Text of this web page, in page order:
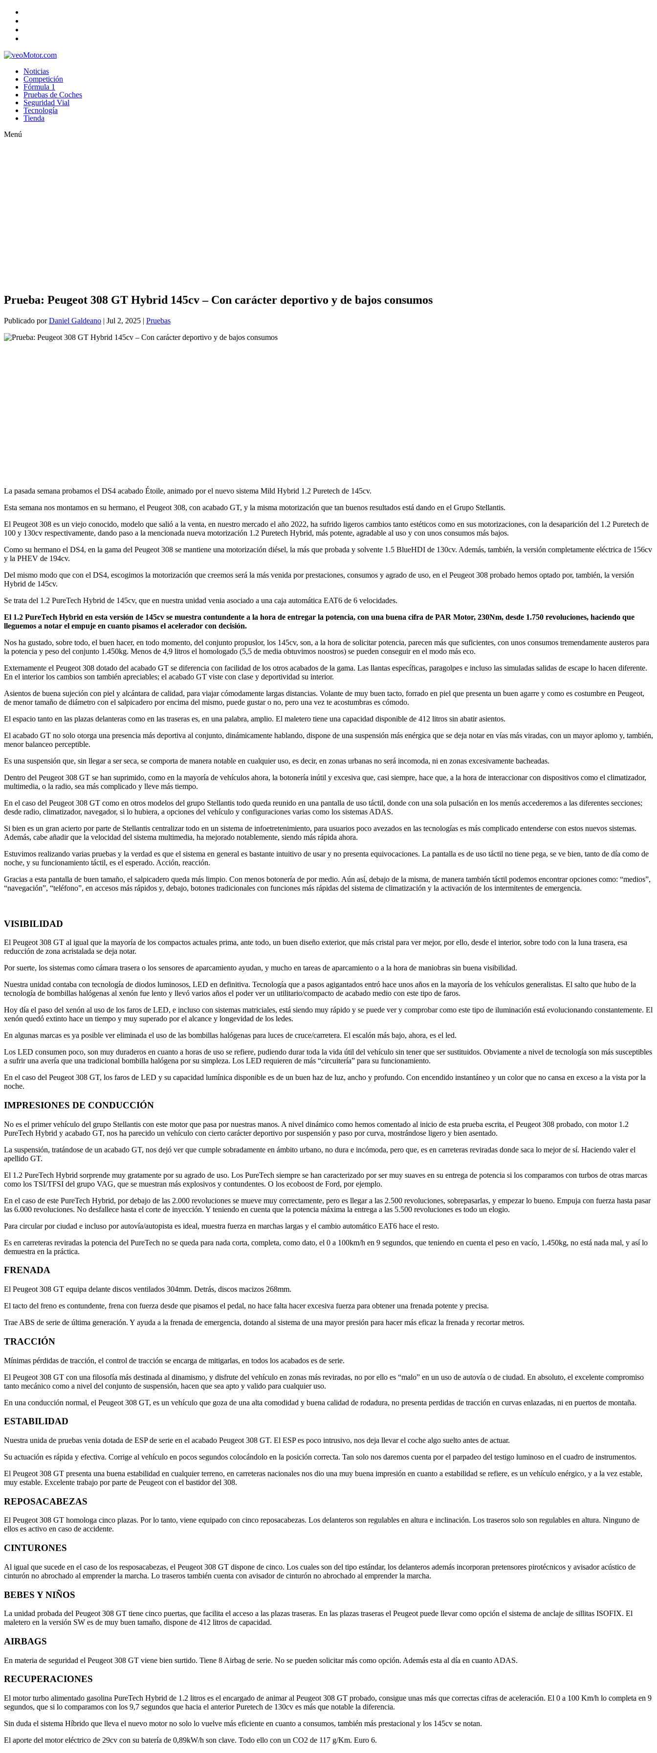
Noticias
Competición
Fórmula 1
Pruebas de Coches
Seguridad Vial
Tecnología
Tienda
Menú
Prueba: Peugeot 308 GT Hybrid 145cv – Con carácter deportivo y de bajos consumos
Publicado porDaniel Galdeano | Jul 2, 2025 | Pruebas
La pasada semana probamos el DS4 acabado Étoile, animado por el nuevo sistema Mild Hybrid 1.2 Puretech de 145cv.
Esta semana nos montamos en su hermano, el Peugeot 308, con acabado GT, y la misma motorización que tan buenos resultados está dando en el Grupo Stellantis.
El Peugeot 308 es un viejo conocido, modelo que salió a la venta, en nuestro mercado el año 2022, ha sufrido ligeros cambios tanto estéticos como en sus motorizaciones, con la desaparición del 1.2 Puretech de
100 y 130cv respectivamente, dando paso a la mencionada nueva motorización 1.2 Puretech Hybrid, más potente, agradable al uso y con unos consumos más bajos.
Como su hermano el DS4, en la gama del Peugeot 308 se mantiene una motorización diésel, la más que probada y solvente 1.5 BlueHDI de 130cv. Además, también, la versión completamente eléctrica de 156cv
y la PHEV de 194cv.
Del mismo modo que con el DS4, escogimos la motorización que creemos será la más venida por prestaciones, consumos y agrado de uso, en el Peugeot 308 probado hemos optado por, también, la versión
Hybrid de 145cv.
Se trata del 1.2 PureTech Hybrid de 145cv, que en nuestra unidad venia asociado a una caja automática EAT6 de 6 velocidades.
El 1.2 PureTech Hybrid en esta versión de 145cv se muestra contundente a la hora de entregar la potencia, con una buena cifra de PAR Motor, 230Nm, desde 1.750 revoluciones, haciendo que
lleguemos a notar el empuje en cuanto pisamos el acelerador con decisión.
Nos ha gustado, sobre todo, el buen hacer, en todo momento, del conjunto propuslor, los 145cv, son, a la hora de solicitar potencia, parecen más que suficientes, con unos consumos tremendamente austeros para
la potencia y peso del conjunto 1.450kg. Menos de 4,9 litros el homologado (5,5 de media obtuvimos noostros) se pueden conseguir en el modo más eco.
Externamente el Peugeot 308 dotado del acabado GT se diferencia con facilidad de los otros acabados de la gama. Las llantas específicas, paragolpes e incluso las simuladas salidas de escape lo hacen diferente.
En el interior los cambios son también apreciables; el acabado GT viste con clase y deportividad su interior.
Asientos de buena sujeción con piel y alcántara de calidad, para viajar cómodamente largas distancias. Volante de muy buen tacto, forrado en piel que presenta un buen agarre y como es costumbre en Peugeot,
de menor tamaño de diámetro con el salpicadero por encima del mismo, puede gustar o no, pero una vez te acostumbras es cómodo.
El espacio tanto en las plazas delanteras como en las traseras es, en una palabra, amplio. El maletero tiene una capacidad disponible de 412 litros sin abatir asientos.
El acabado GT no solo otorga una presencia más deportiva al conjunto, dinámicamente hablando, dispone de una suspensión más enérgica que se deja notar en vías más viradas, con un mayor aplomo y, también,
menor balanceo perceptible.
Es una suspensión que, sin llegar a ser seca, se comporta de manera notable en cualquier uso, es decir, en zonas urbanas no será incomoda, ni en zonas excesivamente bacheadas.
Dentro del Peugeot 308 GT se han suprimido, como en la mayoría de vehículos ahora, la botonería inútil y excesiva que, casi siempre, hace que, a la hora de interaccionar con dispositivos como el climatizador,
multimedia, o la radio, sea más complicado y lleve más tiempo.
En el caso del Peugeot 308 GT como en otros modelos del grupo Stellantis todo queda reunido en una pantalla de uso táctil, donde con una sola pulsación en los menús accederemos a las diferentes secciones;
desde radio, climatizador, navegador, si lo hubiera, a opciones del vehículo y configuraciones varias como los sistemas ADAS.
Si bien es un gran acierto por parte de Stellantis centralizar todo en un sistema de infoetretenimiento, para usuarios poco avezados en las tecnologías es más complicado entenderse con estos nuevos sistemas.
Además, cabe añadir que la velocidad del sistema multimedia, ha mejorado notablemente, siendo más rápida ahora.
Estuvimos realizando varias pruebas y la verdad es que el sistema en general es bastante intuitivo de usar y no presenta equivocaciones. La pantalla es de uso táctil no tiene pega, se ve bien, tanto de día como de
noche, y su funcionamiento táctil, es el esperado. Acción, reacción.
Gracias a esta pantalla de buen tamaño, el salpicadero queda más limpio. Con menos botonería de por medio. Aún así, debajo de la misma, de manera también táctil podemos encontrar opciones como: “medios”,
“navegación”, “teléfono”, en accesos más rápidos y, debajo, botones tradicionales con funciones más rápidas del sistema de climatización y la activación de los intermitentes de emergencia.
VISIBILIDAD
El Peugeot 308 GT al igual que la mayoría de los compactos actuales prima, ante todo, un buen diseño exterior, que más cristal para ver mejor, por ello, desde el interior, sobre todo con la luna trasera, esa
reducción de zona acristalada se deja notar.
Por suerte, los sistemas como cámara trasera o los sensores de aparcamiento ayudan, y mucho en tareas de aparcamiento o a la hora de maniobras sin buena visibilidad.
Nuestra unidad contaba con tecnología de diodos luminosos, LED en definitiva. Tecnología que a pasos agigantados entró hace unos años en la mayoría de los vehículos generalistas. El salto que hubo de la
tecnología de bombillas halógenas al xenón fue lento y llevó varios años el poder ver un utilitario/compacto de acabado medio con este tipo de faros.
Hoy día el paso del xenón al uso de los faros de LED, e incluso con sistemas matriciales, está siendo muy rápido y se puede ver y comprobar como este tipo de iluminación está evolucionando constantemente. El
xenón quedó extinto hace un tiempo y muy superado por el alcance y longevidad de los ledes.
En algunas marcas es ya posible ver eliminada el uso de las bombillas halógenas para luces de cruce/carretera. El escalón más bajo, ahora, es el led.
Los LED consumen poco, son muy duraderos en cuanto a horas de uso se refiere, pudiendo durar toda la vida útil del vehículo sin tener que ser sustituidos. Obviamente a nivel de tecnología son más susceptibles
a sufrir una avería que una tradicional bombilla halógena por su simpleza. Los LED requieren de más “circuitería” para su funcionamiento.
En el caso del Peugeot 308 GT, los faros de LED y su capacidad lumínica disponible es de un buen haz de luz, ancho y profundo. Con encendido instantáneo y un color que no cansa en exceso a la vista por la
noche.
IMPRESIONES DE CONDUCCIÓN
No es el primer vehículo del grupo Stellantis con este motor que pasa por nuestras manos. A nivel dinámico como hemos comentado al inicio de esta prueba escrita, el Peugeot 308 probado, con motor 1.2
PureTech Hybrid y acabado GT, nos ha parecido un vehículo con cierto carácter deportivo por suspensión y paso por curva, mostrándose ligero y bien asentado.
La suspensión, tratándose de un acabado GT, nos dejó ver que cumple sobradamente en ámbito urbano, no dura e incómoda, pero que, es en carreteras reviradas donde saca lo mejor de sí. Haciendo valer el
apellido GT.
El 1.2 PureTech Hybrid sorprende muy gratamente por su agrado de uso. Los PureTech siempre se han caracterizado por ser muy suaves en su entrega de potencia si los comparamos con turbos de otras marcas
como los TSI/TFSI del grupo VAG, que se muestran más explosivos y contundentes. O los ecoboost de Ford, por ejemplo.
En el caso de este PureTech Hybrid, por debajo de las 2.000 revoluciones se mueve muy correctamente, pero es llegar a las 2.500 revoluciones, sobrepasarlas, y empezar lo bueno. Empuja con fuerza hasta pasar
las 6.000 revoluciones. No desfallece hasta el corte de inyección. Y teniendo en cuenta que la potencia máxima la entrega a las 5.500 revoluciones es todo un elogio.
Para circular por ciudad e incluso por autovía/autopista es ideal, muestra fuerza en marchas largas y el cambio automático EAT6 hace el resto.
Es en carreteras reviradas la potencia del PureTech no se queda para nada corta, completa, como dato, el 0 a 100km/h en 9 segundos, que teniendo en cuenta el peso en vacío, 1.450kg, no está nada mal, y así lo
demuestra en la práctica.
FRENADA
El Peugeot 308 GT equipa delante discos ventilados 304mm. Detrás, discos macizos 268mm.
El tacto del freno es contundente, frena con fuerza desde que pisamos el pedal, no hace falta hacer excesiva fuerza para obtener una frenada potente y precisa.
Trae ABS de serie de última generación. Y ayuda a la frenada de emergencia, dotando al sistema de una mayor presión para hacer más eficaz la frenada y recortar metros.
TRACCIÓN
Mínimas pérdidas de tracción, el control de tracción se encarga de mitigarlas, en todos los acabados es de serie.
El Peugeot 308 GT con una filosofía más destinada al dinamismo, y disfrute del vehículo en zonas más reviradas, no por ello es “malo” en un uso de autovía o de ciudad. En absoluto, el excelente compromiso
tanto mecánico como a nivel del conjunto de suspensión, hacen que sea apto y valido para cualquier uso.
En una conducción normal, el Peugeot 308 GT, es un vehículo que goza de una alta comodidad y buena calidad de rodadura, no presenta perdidas de tracción en curvas enlazadas, ni en puertos de montaña.
ESTABILIDAD
Nuestra unida de pruebas venia dotada de ESP de serie en el acabado Peugeot 308 GT. El ESP es poco intrusivo, nos deja llevar el coche algo suelto antes de actuar.
Su actuación es rápida y efectiva. Corrige al vehículo en pocos segundos colocándolo en la posición correcta. Tan solo nos daremos cuenta por el parpadeo del testigo luminoso en el cuadro de instrumentos.
El Peugeot 308 GT presenta una buena estabilidad en cualquier terreno, en carreteras nacionales nos dio una muy buena impresión en cuanto a estabilidad se refiere, es un vehículo enérgico, y a la vez estable,
muy estable. Excelente trabajo por parte de Peugeot con el bastidor del 308.
REPOSACABEZAS
El Peugeot 308 GT homologa cinco plazas. Por lo tanto, viene equipado con cinco reposacabezas. Los delanteros son regulables en altura e inclinación. Los traseros solo son regulables en altura. Ninguno de
ellos es activo en caso de accidente.
CINTURONES
Al igual que sucede en el caso de los resposacabezas, el Peugeot 308 GT dispone de cinco. Los cuales son del tipo estándar, los delanteros además incorporan pretensores pirotécnicos y avisador acústico de
cinturón no abrochado al emprender la marcha. Lo traseros también cuenta con avisador de cinturón no abrochado al emprender la marcha.
BEBES Y NIÑOS
La unidad probada del Peugeot 308 GT tiene cinco puertas, que facilita el acceso a las plazas traseras. En las plazas traseras el Peugeot puede llevar como opción el sistema de anclaje de sillitas ISOFIX. El
maletero en la versión SW es de muy buen tamaño, dispone de 412 litros de capacidad.
AIRBAGS
En materia de seguridad el Peugeot 308 GT viene bien surtido. Tiene 8 Airbag de serie. No se pueden solicitar más como opción. Además esta al día en cuanto ADAS.
RECUPERACIONES
El motor turbo alimentado gasolina PureTech Hybrid de 1.2 litros es el encargado de animar al Peugeot 308 GT probado, consigue unas más que correctas cifras de aceleración. El 0 a 100 Km/h lo completa en 9
segundos, que si lo comparamos con los 9,7 segundos que hacia el anterior Puretech de 130cv es más que notable la diferencia.
Sin duda el sistema Híbrido que lleva el nuevo motor no solo lo vuelve más eficiente en cuanto a consumos, también más prestacional y los 145cv se notan.
El aporte del motor eléctrico de 29cv con su batería de 0,89kW/h son clave. Todo ello con un CO2 de 117 g/Km. Euro 6.